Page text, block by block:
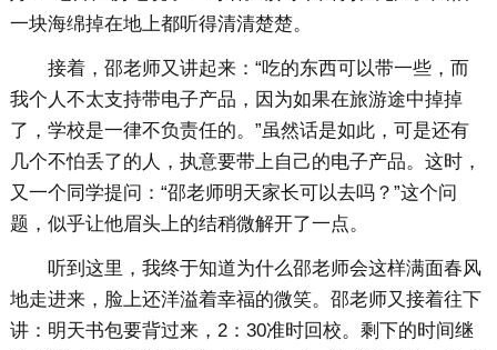
一块海绵掉在地上都听得清清楚楚。
接着，邵老师又讲起来：“吃的东西可以带一些，而
我个人不太支持带电子产品，因为如果在旅游途中掉掉
了，学校是一律不负责任的。”虽然话是如此，可是还有
几个不怕丢了的人，执意要带上自己的电子产品。这时，
又一个同学提问：“邵老师明天家长可以去吗？”这个问
题，似乎让他眉头上的结稍微解开了一点。
听到这里，我终于知道为什么邵老师会这样满面春风
地走进来，脸上还洋溢着幸福的微笑。邵老师又接着往下
讲：明天书包要背过来，2：30准时回校。剩下的时间继